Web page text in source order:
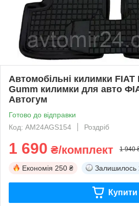
Автомобільні килимки
Gumm килимки для авто
Автогум
Готово до відправки
Код: AM24AGS154
Роздріб
1 690 ₴/комплект 1 940
Економія 250 ₴ Залишилось
Купити